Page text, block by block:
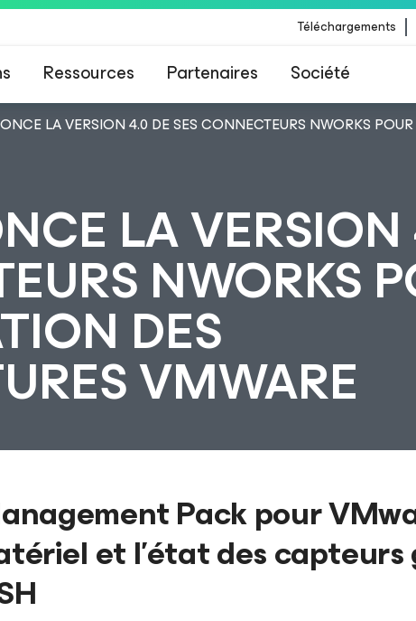
Téléchargements
Ressources Partenaires Société
LA VERSION 4.0 DE SES CONNECTEURS NWORKS
LA
NWORKS
DES
VMWARE
Pack pour
et l’état des